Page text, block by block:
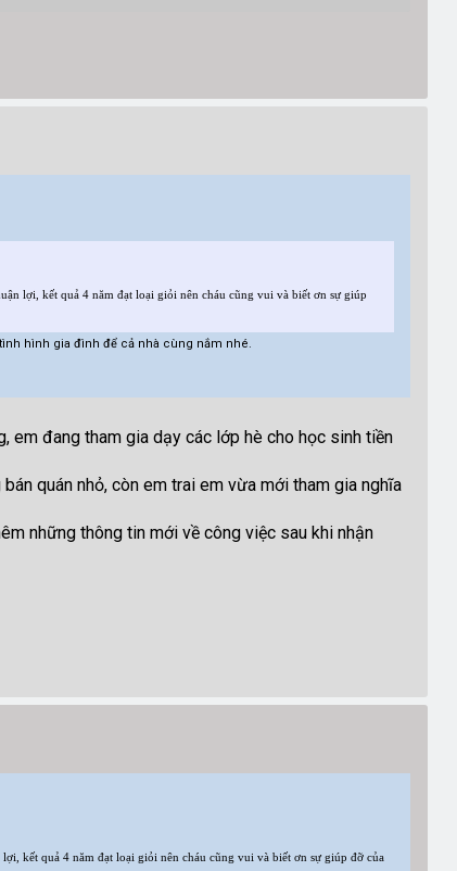
lợi, kết quả 4 năm đạt loại giỏi nên cháu cũng vui và biết ơn sự giúp
hình gia đình để cả nhà cùng nắm nhé.
em đang tham gia dạy các lớp hè cho học sinh tiền
quán nhỏ, còn em trai em vừa mới tham gia nghĩa
những thông tin mới về công việc sau khi nhận
kết quả 4 năm đạt loại giỏi nên cháu cũng vui và biết ơn sự giúp đỡ của